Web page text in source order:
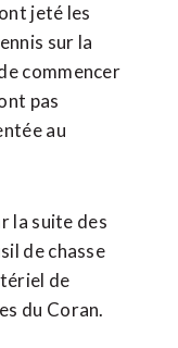
jeté les
sur la
commencer
pas
au
la suite des
de chasse
de
du Coran.